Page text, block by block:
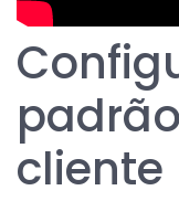
cliente